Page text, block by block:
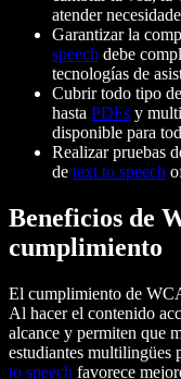
atender
Garantizar la
speech debe
tecnologías de
Cubrir todo tipo
hasta PDFs y
disponible para
Realizar pruebas
de text to speech
Beneficios de
cumplimiento
El cumplimiento de
Al hacer el contenido
alcance y permiten que
estudiantes multilingües
to speech favorece